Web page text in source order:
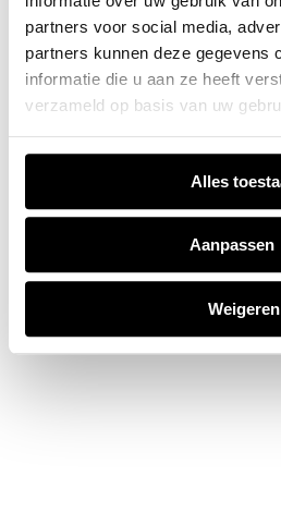
partners voor social media,
partners kunnen deze gegevens
informatie die u aan ze heeft
verzameld op basis van uw
Alles
Aanpassen
Weigeren
Application error: a client-side
loadingwww.jvk.nl(see the
information).